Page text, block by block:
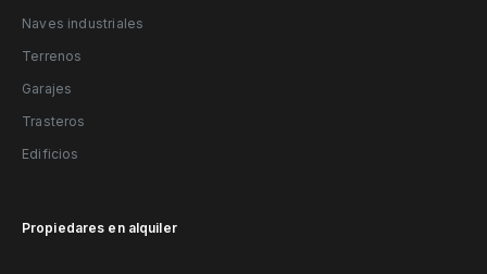
Naves industriales
Terrenos
Garajes
Trasteros
Edificios
Propiedares en alquiler